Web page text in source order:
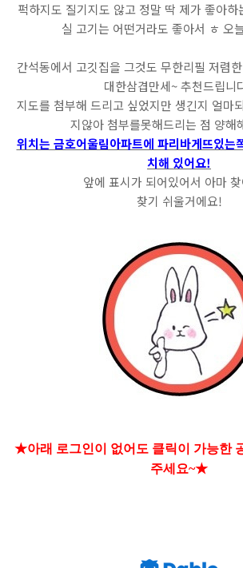
퍽하지도 질기지도 않고 정말 딱 제가 좋아
실 고기는 어떤거라도 좋아서 ㅎ 오
간석동에서 고깃집을 그것도 무한리필 저렴
대한삼겹만세~ 추천드립니
지도를 첨부해 드리고 싶었지만 생긴지 얼마
지않아 첨부를못해드리는 점 양해
위치는 금호어울림아파트에 파리바게뜨있는
치해 있어요!
앞에 표시가 되어있어서 아마
찾기 쉬울거에요!
★아래 로그인이 없어도 클릭이 가능한
주세요~★